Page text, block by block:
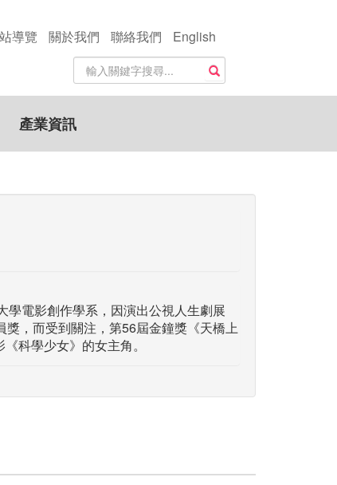
導覽 關於我們 聯絡我們
English
站
內
搜
尋
關
鍵
搜尋
產業資訊
電影創作學系，因演出公視人生劇展
獎，而受到關注，第56屆金鐘獎《天橋上
科學少女》的女主角。